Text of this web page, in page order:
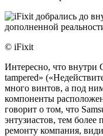
© iFixit
Интересно, что внутри
tampered»
много винтов, а под
компоненты
говорит о том, что
энтузиастов, тем более
ремонту компания,